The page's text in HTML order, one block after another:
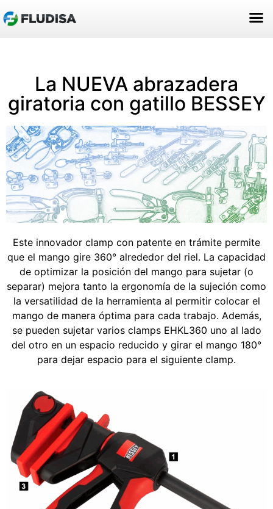
La NUEVA abrazadera
giratoria con gatillo BESSEY
Este innovador clamp con patente en trámite permite
que el mango gire 360° alrededor del riel. La capacidad
de optimizar la posición del mango para sujetar (o
separar) mejora tanto la ergonomía de la sujeción como
la versatilidad de la herramienta al permitir colocar el
mango de manera óptima para cada trabajo. Además,
se pueden sujetar varios clamps EHKL360 uno al lado
del otro en un espacio reducido y girar el mango 180°
para dejar espacio para el siguiente clamp.